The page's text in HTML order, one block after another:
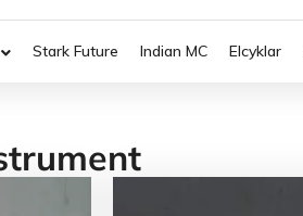
Stark Future Indian MC Elcyklar